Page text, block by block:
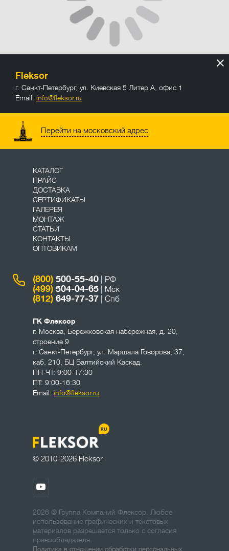
Fleksor
г. Санкт-Петербург, ул. Киевская 5 Литер А, офис 1
Email: info@fleksor.ru
Перейти на московский адрес
info@fleksor.ru
© 2010-2026 Fleksor
КАТАЛОГ
ПРАЙС
ДОСТАВКА
СЕРТИФИКАТЫ
ГАЛЕРЕЯ
МОНТАЖ
СТАТЬИ
КОНТАКТЫ
ОПТОВИКАМ
(800) 500-55-40 | РФ
(499) 504-04-65 | Мск
(812) 649-77-37 | Спб
ГК Флексор
г. Москва Бережковская набережная, д. 20,
строение 9
г. Санкт-Петербург, ул. Маршала Говорова, 37,
каб. 210, БЦ Балтийский Каскад.
ПН-ЧТ: 9:00-17:30
ПТ: 9:00-16:30
Email: info@fleksor.ru
2026 @ Группа Компаний Флексор. Любое
использование графических и текстовых
материалов разрешается только с согласия
правообладателя.
Политика в отношении обработки персональных